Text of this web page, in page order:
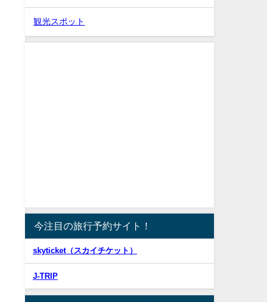
観光スポット
今注目の旅行予約サイト！
skyticket（スカイチケット）
J-TRIP